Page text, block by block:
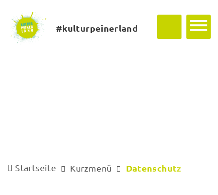
#kulturpeinerland
Startseite Kurzmenü Datenschutz